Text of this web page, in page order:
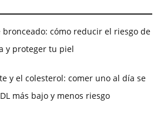
bronceado: cómo reducir el riesgo de
y proteger tu piel
y el colesterol: comer uno al día se
más bajo y menos riesgo